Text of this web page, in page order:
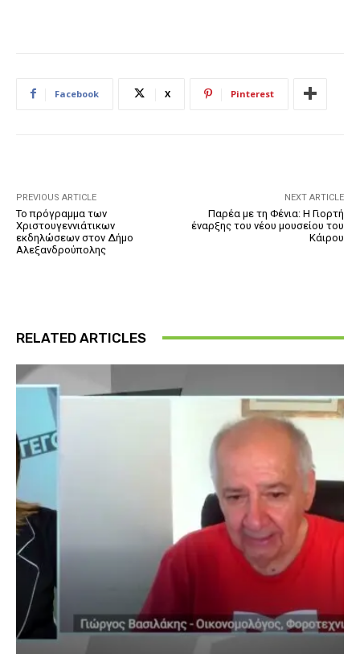
Facebook X Pinterest
PREVIOUS ARTICLE
Το πρόγραμμα των
Χριστουγεννιάτικων
εκδηλώσεων στον Δήμο
Αλεξανδρούπολης
NEXT ARTICLE
Παρέα με τη Φένια: Η Γιορτή
έναρξης του νέου μουσείου του
Κάιρου
RELATED ARTICLES